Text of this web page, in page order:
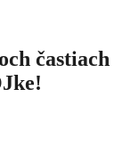
častiach